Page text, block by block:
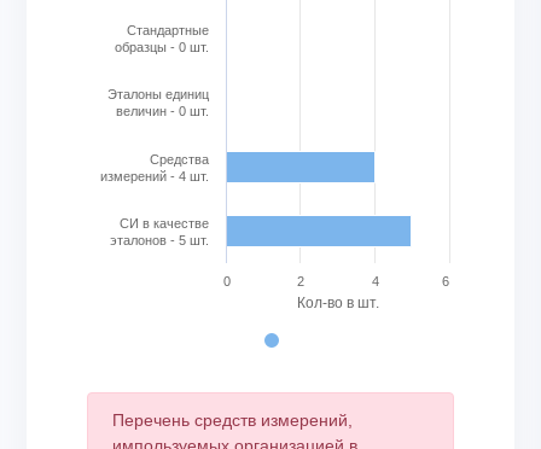
Кол-во в шт.
Стандартные
образцы - 0 шт.
Эталоны единиц
величин - 0 шт.
Cредства
измерений - 4 шт.
СИ в качестве
эталонов - 5 шт.
0 2 4 6
Перечень средств измерений,
импользуемых организацией в